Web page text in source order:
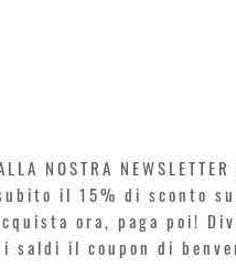
NOSTRA
il 15% di sconto sul
ora, paga poi!
il coupon di